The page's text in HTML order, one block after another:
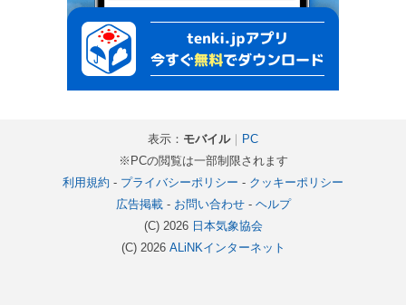
表示： モバイル｜ PC
※PCの閲覧は一部制限されます
利用規約 - プライバシーポリシー - クッキーポリシー
広告掲載- お問い合わせ- ヘルプ
(C) 2026 日本気象協会
(C) 2026 ALiNKインターネット